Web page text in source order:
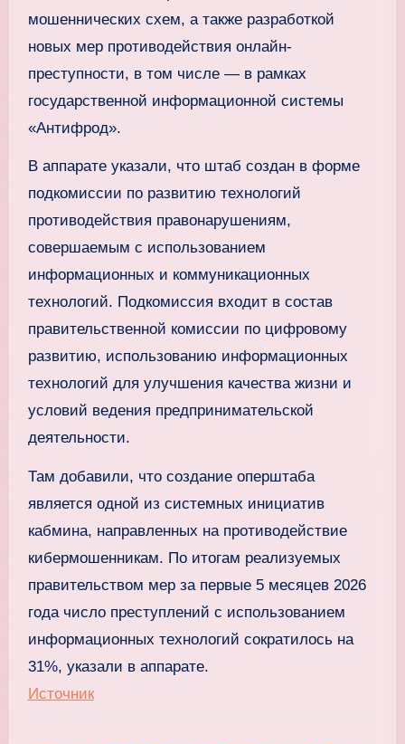
мошеннических схем, а также разработкой
новых мер противодействия онлайн-
преступности, в том числе — в рамках
государственной информационной системы
«Антифрод».
В аппарате указали, что штаб создан в форме
подкомиссии по развитию технологий
противодействия правонарушениям,
совершаемым с использованием
информационных и коммуникационных
технологий. Подкомиссия входит в состав
правительственной комиссии по цифровому
развитию, использованию информационных
технологий для улучшения качества жизни и
условий ведения предпринимательской
деятельности.
Там добавили, что создание оперштаба
является одной из системных инициатив
кабмина, направленных на противодействие
кибермошенникам. По итогам реализуемых
правительством мер за первые 5 месяцев 2026
года число преступлений с использованием
информационных технологий сократилось на
31%, указали в аппарате.
Источник